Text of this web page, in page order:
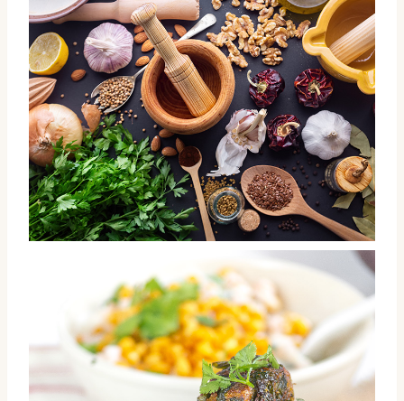
Mortars and pestles and fresh ingredients